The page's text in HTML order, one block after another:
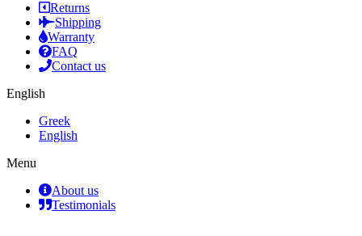
Returns
Shipping
Warranty
FAQ
Contact us
English
Greek
English
Menu
About us
Testimonials